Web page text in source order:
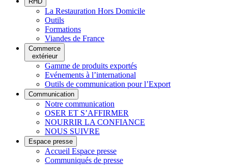
La Restauration Hors Domicile
Outils
Formations
Viandes de France
Commerce
extérieur
Gamme de produits exportés
Evénements à l’international
Outils de communication pour l’Export
Communication
Notre communication
OSER ET S’AFFIRMER
NOURRIR LA CONFIANCE
NOUS SUIVRE
Espace presse
Accueil Espace presse
Communiqués de presse